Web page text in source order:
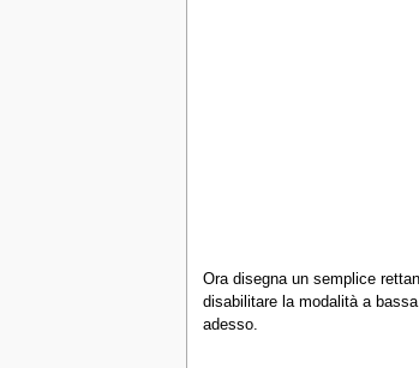
Ora disegna un semplice
disabilitare la modalità a
adesso.